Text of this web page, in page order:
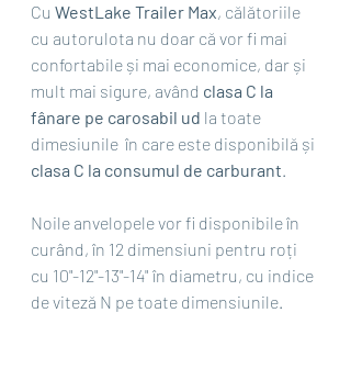
Cu WestLake Trailer Max, călătoriile
cu autorulota nu doar că vor fi mai
confortabile și mai economice, dar și
mult mai sigure, având clasa C la
fânare pe carosabil ud la toate
dimesiunile  în care este disponibilă și
clasa C la consumul de carburant.
Noile anvelopele vor fi disponibile în
curând, în 12 dimensiuni pentru roți
cu 10"-12"-13"-14" în diametru, cu indice
de viteză N pe toate dimensiunile.